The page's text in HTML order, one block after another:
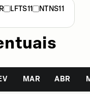
LFTS11
NTNS11
MAR ABR